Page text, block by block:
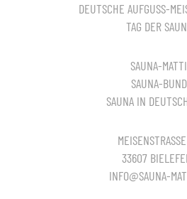
DEUTSCHE AUFGUSS-
TAG DER
SAUNA-MATTI
SAUNA-BUND
SAUNA IN
33607
INFO@SAUNA-